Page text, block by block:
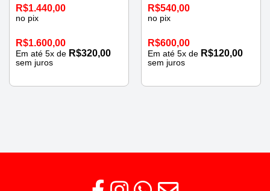
R$1.440,00
no pix
R$1.600,00
Em até 5x de R$320,00
sem juros
R$540,00
no pix
R$600,00
Em até 5x de R$120,00
sem juros